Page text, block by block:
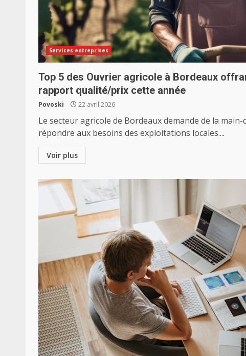
Services entreprises
Top 5 des Ouvrier agricole à Bordeaux
rapport qualité/prix cette année
Povoski 22 avril 2026
Le secteur agricole de Bordeaux demande de la
répondre aux besoins des exploitations locales....
Voir plus